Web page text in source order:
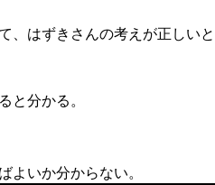
、はずきさんの考えが正しいと
と分かる。
よいか分からない。